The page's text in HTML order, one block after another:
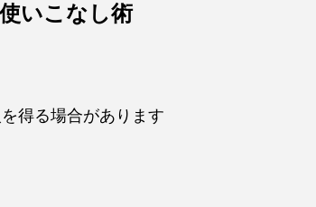
いこなし術
得る場合があります